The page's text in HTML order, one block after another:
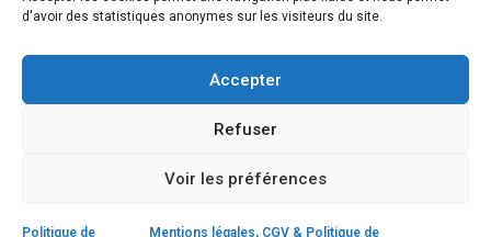
d'avoir des statistiques anonymes sur les visiteurs du site.
Accepter
Refuser
Voir les préférences
Politique de Mentions légales, CGV & Politique de
Mettre ma page à jour